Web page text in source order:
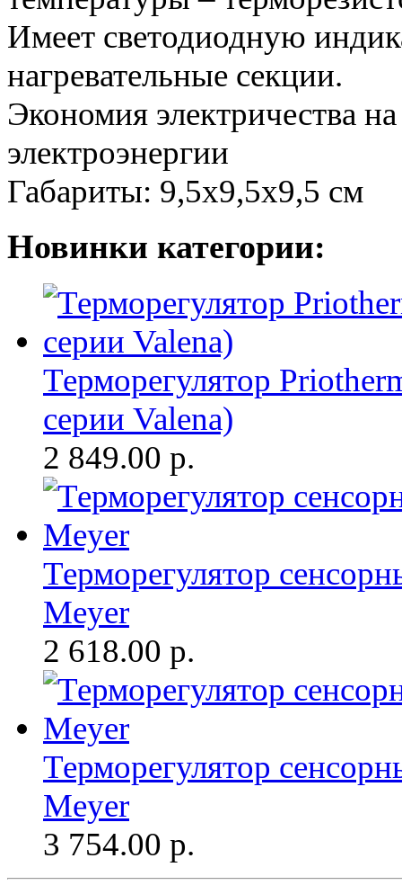
Имеет светодиодную
нагревательные секции.
Экономия электричества
электроэнергии
Габариты: 9,5x9,5x9,5 см
Новинки категории:
Терморегулятор
серии Valena)
2 849.00 р.
Терморегулятор
Meyer
2 618.00 р.
Терморегулятор
Meyer
3 754.00 р.